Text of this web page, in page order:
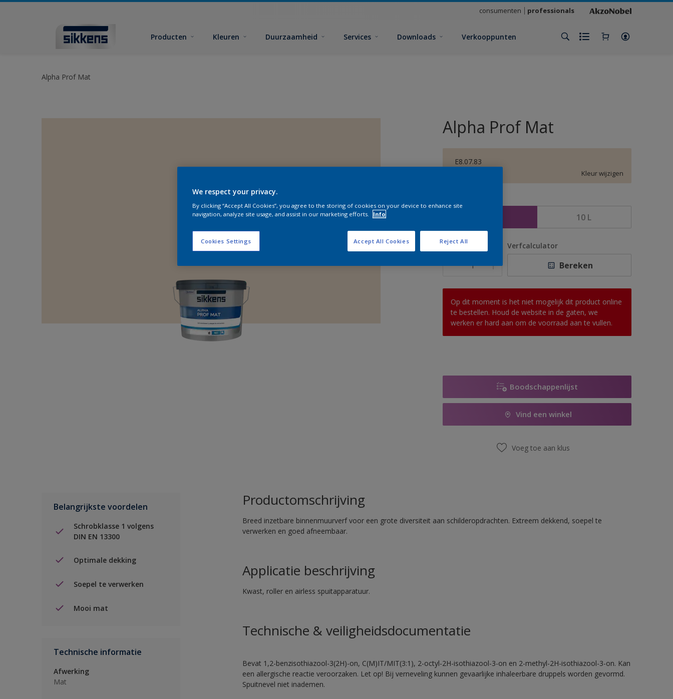
consumenten professionals
Producten Kleuren Duurzaamheid Services Downloads Verkooppunten
Alpha Prof Mat
Alpha Prof Mat
E8.07.83
Kleur wijzigen
10 L
Aantal Verfcalculator
Bereken
Op dit moment is het niet mogelijk dit product online
te bestellen. Houd de website in de gaten, we
werken er hard aan om de voorraad aan te vullen.
Boodschappenlijst
Vind een winkel
Voeg toe aan klus
Belangrijkste voordelen
Schrobklasse 1 volgens
DIN EN 13300
Optimale dekking
Soepel te verwerken
Mooi mat
Technische informatie
Afwerking
Mat
Productomschrijving
Breed inzetbare binnenmuurverf voor een grote diversiteit aan schilderopdrachten. Extreem dekkend, soepel te
verwerken en goed afneembaar.
Applicatie beschrijving
Kwast, roller en airless spuitapparatuur.
Technische & veiligheidsdocumentatie
Bevat 1,2-benzisothiazool-3(2H)-on, C(M)IT/MIT(3:1), 2-octyl-2H-isothiazool-3-on en 2-methyl-2H-isothiazool-3-on. Kan
een allergische reactie veroorzaken. Let op! Bij verneveling kunnen gevaarlijke inhaleerbare druppels worden gevormd.
Spuitnevel niet inademen.
We respect your privacy.
By clicking “Accept All Cookies”, you agree to the storing of cookies on your device to enhance site
navigation, analyze site usage, and assist in our marketing efforts.
Info
Cookies Settings Reject All
Accept All Cookies